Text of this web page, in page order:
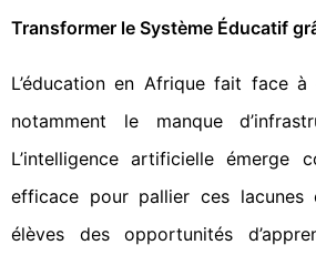
Transformer le Système Éducatif
L’éducation en Afrique fait face
notamment le manque
L’intelligence artificielle émerge
efficace pour pallier ces
élèves des opportunités